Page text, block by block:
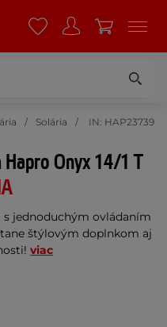
Solária IN: HAP23739
Onyx 14/1 T
s jednoduchým ovládaním
štýlovým doplnkom aj
viac